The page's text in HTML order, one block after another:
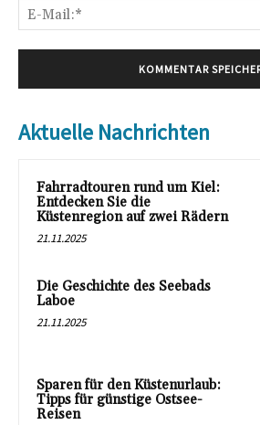
Aktuelle Nachrichten
Fahrradtouren rund um Kiel:
Entdecken Sie die
Küstenregion auf zwei Rädern
21.11.2025
Die Geschichte des Seebads
Laboe
21.11.2025
Sparen für den Küstenurlaub:
Tipps für günstige Ostsee-
Reisen